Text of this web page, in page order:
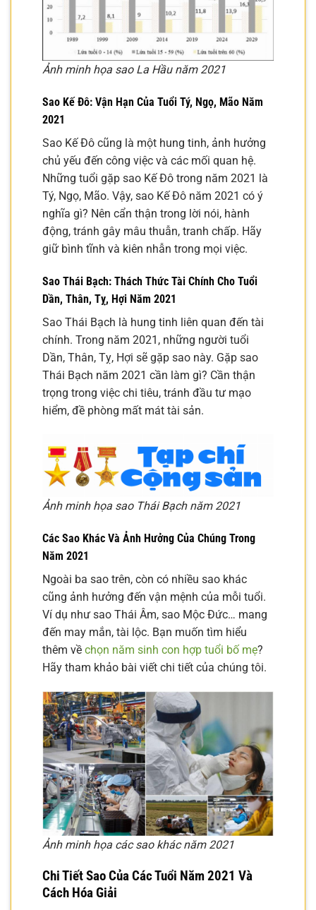
Ảnh minh họa sao La Hầu năm 2021
Sao Kế Đô: Vận Hạn Của Tuổi Tý, Ngọ, Mão Năm
2021
Sao Kế Đô cũng là một hung tinh, ảnh hưởng
chủ yếu đến công việc và các mối quan hệ.
Những tuổi gặp sao Kế Đô trong năm 2021 là
Tý, Ngọ, Mão. Vậy, sao Kế Đô năm 2021 có ý
nghĩa gì? Nên cẩn thận trong lời nói, hành
động, tránh gây mâu thuẫn, tranh chấp. Hãy
giữ bình tĩnh và kiên nhẫn trong mọi việc.
Sao Thái Bạch: Thách Thức Tài Chính Cho Tuổi
Dần, Thân, Tỵ, Hợi Năm 2021
Sao Thái Bạch là hung tinh liên quan đến tài
chính. Trong năm 2021, những người tuổi
Dần, Thân, Tỵ, Hợi sẽ gặp sao này. Gặp sao
Thái Bạch năm 2021 cần làm gì? Cần thận
trọng trong việc chi tiêu, tránh đầu tư mạo
hiểm, đề phòng mất mát tài sản.
Ảnh minh họa sao Thái Bạch năm 2021
Các Sao Khác Và Ảnh Hưởng Của Chúng Trong
Năm 2021
Ngoài ba sao trên, còn có nhiều sao khác
cũng ảnh hưởng đến vận mệnh của mỗi tuổi.
Ví dụ như sao Thái Âm, sao Mộc Đức… mang
đến may mắn, tài lộc. Bạn muốn tìm hiểu
thêm về chọn năm sinh con hợp tuổi bố mẹ?
Hãy tham khảo bài viết chi tiết của chúng tôi.
Ảnh minh họa các sao khác năm 2021
Chi Tiết Sao Của Các Tuổi Năm 2021 Và
Cách Hóa Giải